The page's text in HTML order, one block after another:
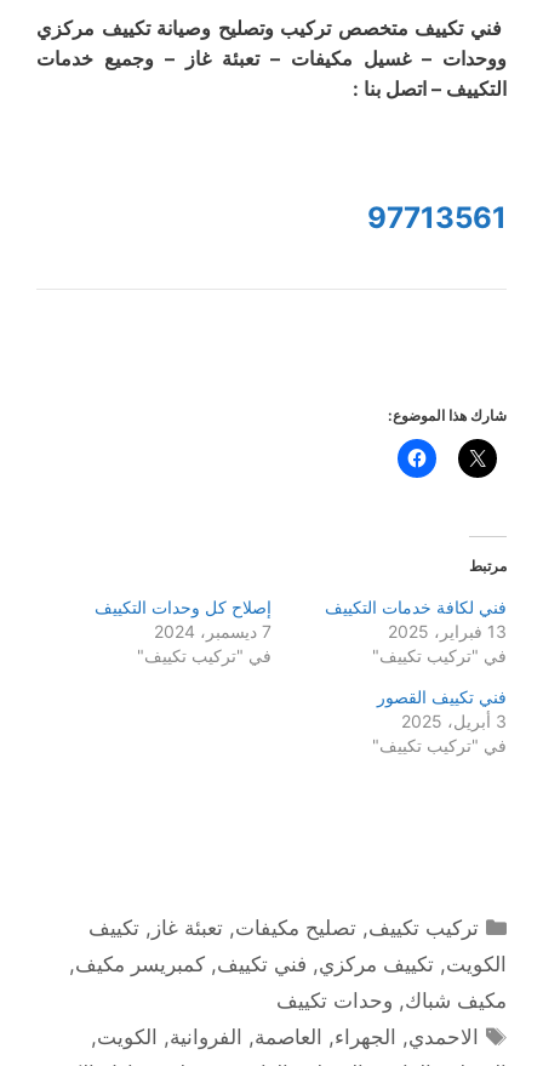
فني تكييف متخصص تركيب وتصليح وصيانة تكييف مركزي
ووحدات – غسيل مكيفات – تعبئة غاز – وجميع خدمات
التكييف – اتصل بنا :
97713561
شارك هذا الموضوع:
مرتبط
فني لكافة خدمات التكييف
13 فبراير، 2025
في "تركيب تكييف"
إصلاح كل وحدات التكييف
7 ديسمبر، 2024
في "تركيب تكييف"
فني تكييف القصور
3 أبريل، 2025
في "تركيب تكييف"
التصنيفات
تركيب تكييف,تصليح مكيفات,تعبئة غاز ,تكييف
الكويت, تكييف مركزي, فني تكييف, كمبريسر مكيف,
مكيف شباك, وحدات تكييف
الوسوم
الاحمدي, الجهراء, العاصمة, الفروانية, الكويت,